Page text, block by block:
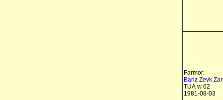
Farmor:
Bariz Zevk
TUA w 62
1981-08-03